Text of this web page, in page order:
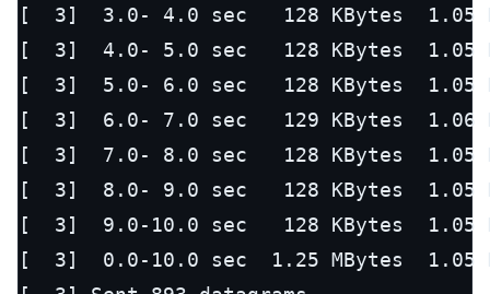
[  3]  3.0- 4.0 sec   128 KBytes  1.05
[  3]  4.0- 5.0 sec   128 KBytes  1.05
[  3]  5.0- 6.0 sec   128 KBytes  1.05
[  3]  6.0- 7.0 sec   129 KBytes  1.06
[  3]  7.0- 8.0 sec   128 KBytes  1.05
[  3]  8.0- 9.0 sec   128 KBytes  1.05
[  3]  9.0-10.0 sec   128 KBytes  1.05
[  3]  0.0-10.0 sec  1.25 MBytes  1.05